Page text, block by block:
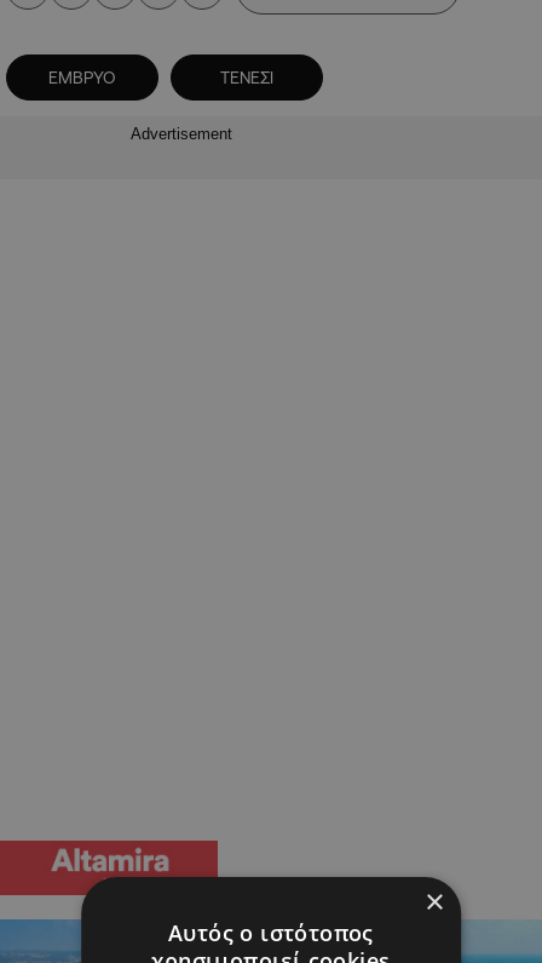
ΕΜΒΡΥΟ ΤΕΝΕΣΙ
Advertisement
×
Αυτός ο ιστότοπος